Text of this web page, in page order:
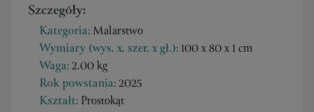
Szczegóły:
Kategoria: Malarstwo
Wymiary (wys. x. szer. x gł.): 100 x 80 x 1 cm
Waga:2.00 kg
Rok powstania:2025
Kształt: Prostokąt